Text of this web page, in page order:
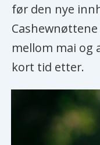
før den nye
mellom mai og
kort tid etter.